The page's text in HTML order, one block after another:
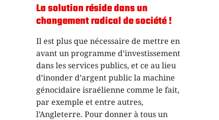
La solution réside dans un
changement radical de société !
Il est plus que nécessaire de mettre en
avant un programme d’investissement
dans les services publics, et ce au lieu
d’inonder d’argent public la machine
génocidaire israélienne comme le fait,
par exemple et entre autres,
l’Angleterre. Pour donner à tous un